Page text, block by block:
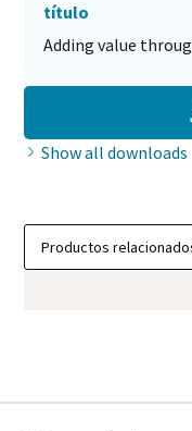
título
Adding value
Show all downloads